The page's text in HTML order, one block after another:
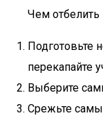
Чем отбелить
Подготовьте
перекапайте
Выберите
Срежьте